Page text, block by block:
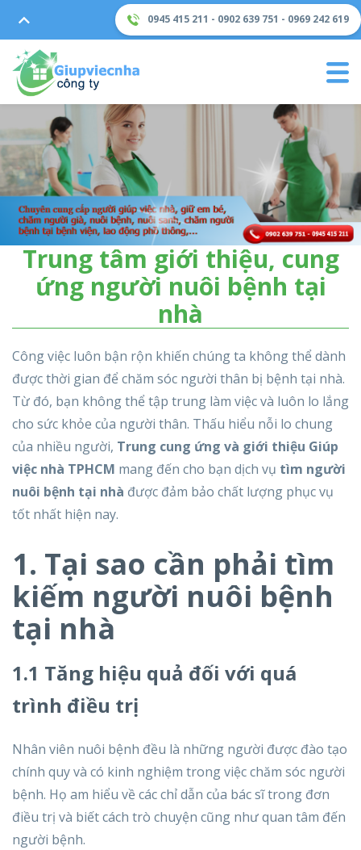
0945 415 211 - 0902 639 751 - 0969 242 619
Trung tâm giới thiệu, cung
ứng người nuôi bệnh tại
nhà
Công việc luôn bận rộn khiến chúng ta không thể dành
được thời gian để chăm sóc người thân bị bệnh tại nhà.
Từ đó, bạn không thể tập trung làm việc và luôn lo lắng
cho sức khỏe của người thân. Thấu hiểu nỗi lo chung
của nhiều người, Trung cung ứng và giới thiệu Giúp
việc nhà TPHCM mang đến cho bạn dịch vụ tìm người
nuôi bệnh tại nhà được đảm bảo chất lượng phục vụ
tốt nhất hiện nay.
1. Tại sao cần phải tìm
kiếm người nuôi bệnh
tại nhà
1.1 Tăng hiệu quả đối với quá
trình điều trị
Nhân viên nuôi bệnh đều là những người được đào tạo
chính quy và có kinh nghiệm trong việc chăm sóc người
bệnh. Họ am hiểu về các chỉ dẫn của bác sĩ trong đơn
điều trị và biết cách trò chuyện cũng như quan tâm đến
người bệnh.